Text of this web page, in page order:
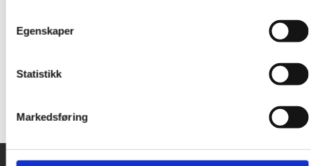
Egenskaper
Statistikk
Markedsføring
Telefon: